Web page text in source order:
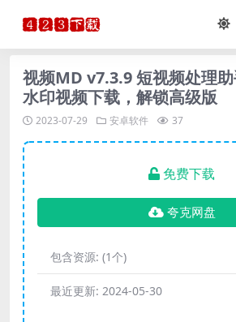
视频MD v7.3.9 短视频处理
水印视频下载，解锁高级版
2023-07-29 安卓软件 37
免费下载
夸克网盘
包含资源: (1个)
最近更新: 2024-05-30